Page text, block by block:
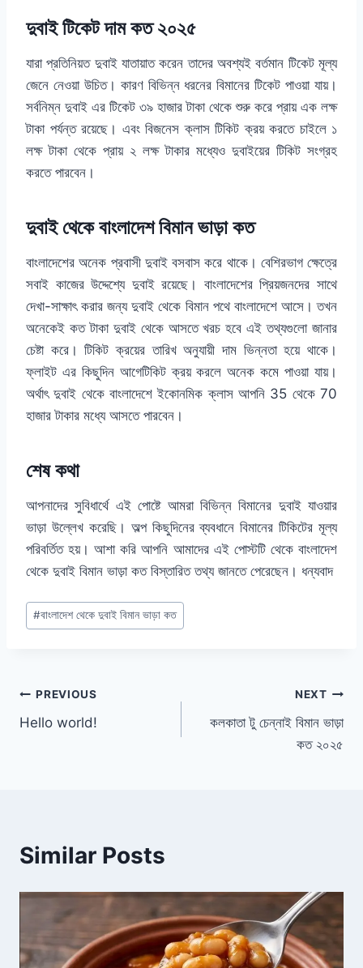
দুবাই টিকেট দাম কত ২০২৫
যারা প্রতিনিয়ত দুবাই যাতায়াত করেন তাদের অবশ্যই বর্তমান টিকেট মূল্য
জেনে নেওয়া উচিত। কারণ বিভিন্ন ধরনের বিমানের টিকেট পাওয়া যায়।
সর্বনিম্ন দুবাই এর টিকেট ৩৯ হাজার টাকা থেকে শুরু করে প্রায় এক লক্ষ
টাকা পর্যন্ত রয়েছে। এবং বিজনেস ক্লাস টিকিট ক্রয় করতে চাইলে ১
লক্ষ টাকা থেকে প্রায় ২ লক্ষ টাকার মধ্যেও দুবাইয়ের টিকিট সংগ্রহ
করতে পারবেন।
দুবাই থেকে বাংলাদেশ বিমান ভাড়া কত
বাংলাদেশের অনেক প্রবাসী দুবাই বসবাস করে থাকে। বেশিরভাগ ক্ষেত্রে
সবাই কাজের উদ্দেশ্যে দুবাই রয়েছে। বাংলাদেশের প্রিয়জনদের সাথে
দেখা-সাক্ষাৎ করার জন্য দুবাই থেকে বিমান পথে বাংলাদেশে আসে। তখন
অনেকেই কত টাকা দুবাই থেকে আসতে খরচ হবে এই তথ্যগুলো জানার
চেষ্টা করে। টিকিট ক্রয়ের তারিখ অনুযায়ী দাম ভিন্নতা হয়ে থাকে।
ফ্লাইট এর কিছুদিন আগেটিকিট ক্রয় করলে অনেক কমে পাওয়া যায়।
অর্থাৎ দুবাই থেকে বাংলাদেশে ইকোনমিক ক্লাস আপনি 35 থেকে 70
হাজার টাকার মধ্যে আসতে পারবেন।
শেষ কথা
আপনাদের সুবিধার্থে এই পোষ্টে আমরা বিভিন্ন বিমানের দুবাই যাওয়ার
ভাড়া উল্লেখ করেছি। অল্প কিছুদিনের ব্যবধানে বিমানের টিকিটের মূল্য
পরিবর্তিত হয়। আশা করি আপনি আমাদের এই পোস্টটি থেকে বাংলাদেশ
থেকে দুবাই বিমান ভাড়া কত বিস্তারিত তথ্য জানতে পেরেছেন। ধন্যবাদ
Post
Tags:
#বাংলাদেশ থেকে দুবাই বিমান ভাড়া কত
Post
navigation
PREVIOUS
Hello world!
NEXT
কলকাতা টু চেন্নাই বিমান ভাড়া
কত ২০২৫
Similar Posts